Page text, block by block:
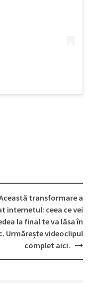
transformare a
internetul: ceea ce vei
la final te va lăsa în
Urmărește videoclipul
complet aici.